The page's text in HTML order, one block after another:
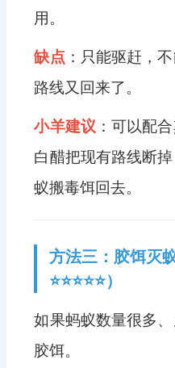
用。
缺点 ：只能驱赶，
路线又回来了。
小羊建议 ：可以配
白醋把现有路线断
蚁搬毒饵回去。
方法三：胶饵灭
⭐⭐⭐⭐⭐）
如果蚂蚁数量很多
胶饵。